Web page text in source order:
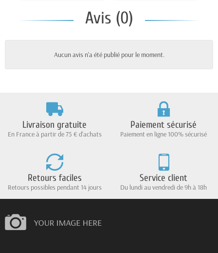
Avis (0)
Aucun avis n'a été publié pour le moment.
Livraison gratuite
En France à partir de 75 € d'achats
Paiement sécurisé
Paiement en ligne 100% sécurisé
Retours faciles
Retours possibles pendant 14 jours
Service client
Du lundi au vendredi de 9h à 18h